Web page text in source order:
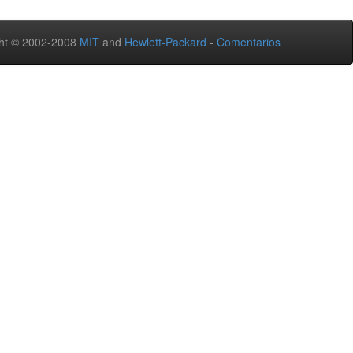
© 2002-2008 MIT and Hewlett-Packard - Comentarios